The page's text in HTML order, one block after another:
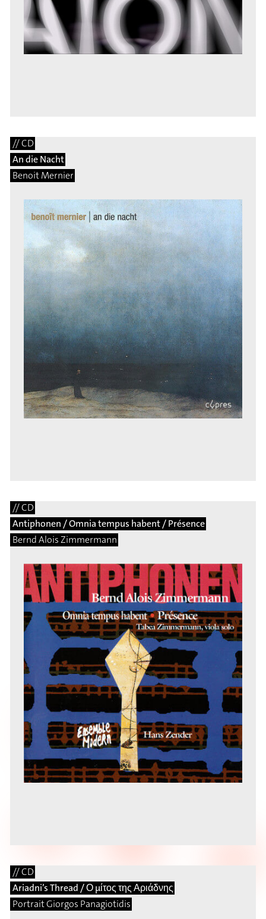
// CD
An die Nacht
Benoit Mernier
// CD
Antiphonen / Omnia tempus habent / Présence
Bernd Alois Zimmermann
// CD
Ariadni’s Thread / Ο μίτος της Αριάδνης
Portrait Giorgos Panagiotidis